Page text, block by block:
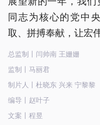
同志为核心的党中
取、拼搏奉献，让宏
总监制丨闫帅南 王姗姗
监制丨马丽君
制片人丨杜晓东 兴来 宁黎黎
编导丨赵叶子
文案丨程昱